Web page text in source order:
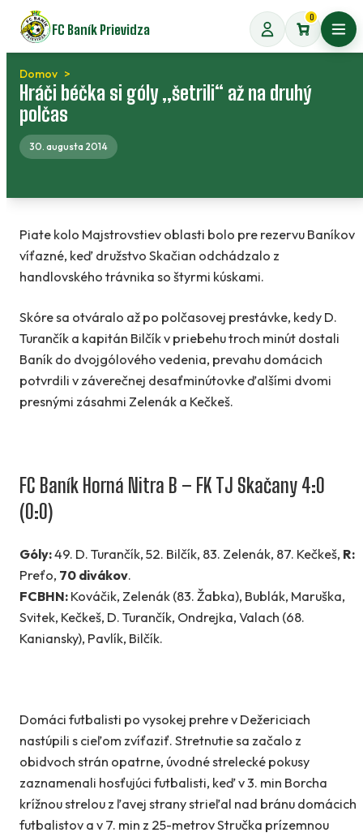
Preskočiť
na
obsah
FC Baník Prievidza
0
Domov
Hráči béčka si góly „šetrili“ až na druhý
polčas
30. augusta 2014
Piate kolo Majstrovstiev oblasti bolo pre rezervu Baníkov
víťazné, keď družstvo Skačian odchádzalo z
handlovského trávnika so štyrmi kúskami.
Skóre sa otváralo až po polčasovej prestávke, kedy D.
Turančík a kapitán Bilčík v priebehu troch minút dostali
Baník do dvojgólového vedenia, prevahu domácich
potvrdili v záverečnej desaťminútovke ďalšími dvomi
presnými zásahmi Zelenák a Kečkeš.
FC Baník Horná Nitra B – FK TJ Skačany 4:0
(0:0)
Góly:49. D. Turančík, 52. Bilčík, 83. Zelenák, 87. Kečkeš, R:
Preťo, 70 divákov.
FCBHN: Kováčik, Zelenák (83. Žabka), Bublák, Maruška,
Svitek, Kečkeš, D. Turančík, Ondrejka, Valach (68.
Kaniansky), Pavlík, Bilčík.
Domáci futbalisti po vysokej prehre v Dežericiach
nastúpili s cieľom zvíťaziť. Stretnutie sa začalo z
obidvoch strán opatrne, úvodné strelecké pokusy
zaznamenali hosťujúci futbalisti, keď v 3. min Borcha
krížnou strelou z ľavej strany strieľal nad bránu domácich
futbalistov a v 7. min z 25-metrov Stručka prízemnou